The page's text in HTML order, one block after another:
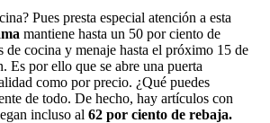
Pues presta especial atención a esta
mantiene hasta un 50 por ciento de
de cocina y menaje hasta el próximo 15 de
Es por ello que se abre una puerta
como por precio. ¿Qué puedes
de todo. De hecho, hay artículos con
incluso al 62 por ciento de rebaja.